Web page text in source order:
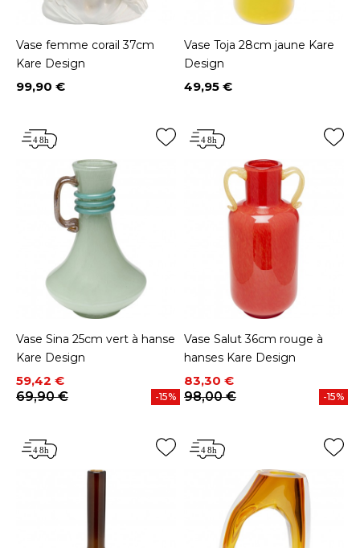
Vase femme corail 37cm
Kare Design
Prix
99,90 €
Vase Toja 28cm jaune Kare
Design
Prix
49,95 €
Vase Sina 25cm vert à hanse
Kare Design
Prix
59,42 €
Prix de base
69,90 €
-15%
Vase Salut 36cm rouge à
hanses Kare Design
Prix
83,30 €
Prix de base
98,00 €
-15%